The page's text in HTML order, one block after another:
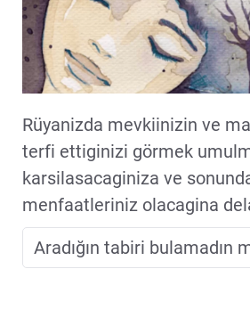
Rüyanizda mevkiinizin ve
terfi ettiginizi görmek
karsilasacaginiza ve
menfaatleriniz olacagina